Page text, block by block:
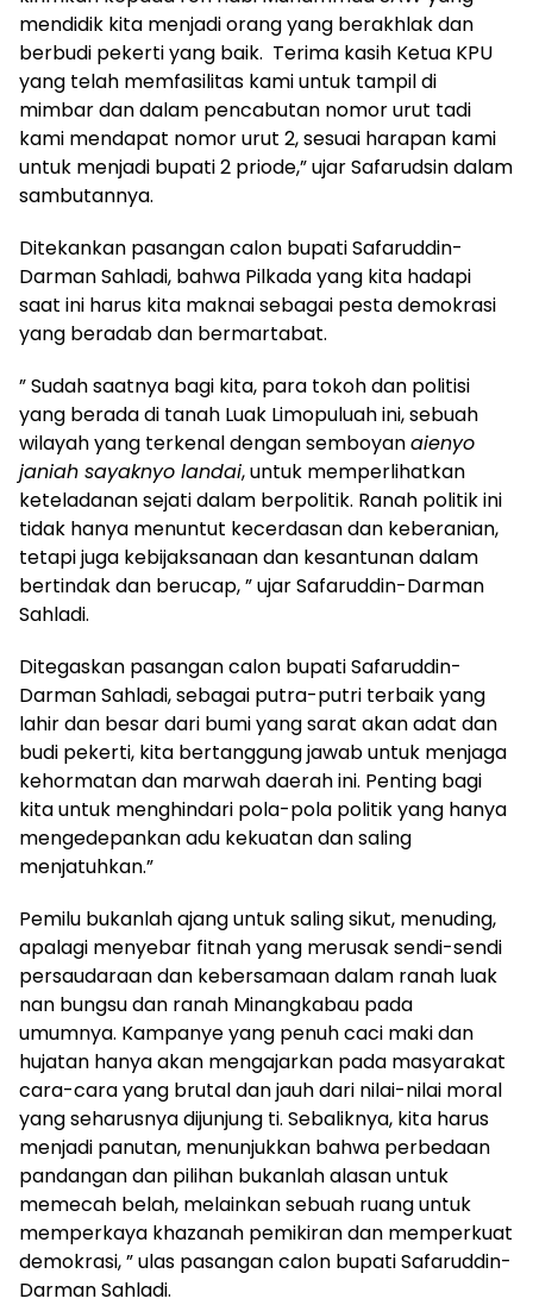
mendidik kita menjadi orang yang berakhlak dan
berbudi pekerti yang baik. Terima kasih Ketua KPU
yang telah memfasilitas kami untuk tampil di
mimbar dan dalam pencabutan nomor urut tadi
kami mendapat nomor urut 2, sesuai harapan kami
untuk menjadi bupati 2 priode,” ujar Safarudsin dalam
sambutannya.
Ditekankan pasangan calon bupati Safaruddin-
Darman Sahladi, bahwa Pilkada yang kita hadapi
saat ini harus kita maknai sebagai pesta demokrasi
yang beradab dan bermartabat.
” Sudah saatnya bagi kita, para tokoh dan politisi
yang berada di tanah Luak Limopuluah ini, sebuah
wilayah yang terkenal dengan semboyanaienyo
janiah sayaknyo landai, untuk memperlihatkan
keteladanan sejati dalam berpolitik. Ranah politik ini
tidak hanya menuntut kecerdasan dan keberanian,
tetapi juga kebijaksanaan dan kesantunan dalam
bertindak dan berucap, ” ujar Safaruddin-Darman
Sahladi.
Ditegaskan pasangan calon bupati Safaruddin-
Darman Sahladi, sebagai putra-putri terbaik yang
lahir dan besar dari bumi yang sarat akan adat dan
budi pekerti, kita bertanggung jawab untuk menjaga
kehormatan dan marwah daerah ini. Penting bagi
kita untuk menghindari pola-pola politik yang hanya
mengedepankan adu kekuatan dan saling
menjatuhkan.”
Pemilu bukanlah ajang untuk saling sikut, menuding,
apalagi menyebar fitnah yang merusak sendi-sendi
persaudaraan dan kebersamaan dalam ranah luak
nan bungsu dan ranah Minangkabau pada
umumnya. Kampanye yang penuh caci maki dan
hujatan hanya akan mengajarkan pada masyarakat
cara-cara yang brutal dan jauh dari nilai-nilai moral
yang seharusnya dijunjung ti. Sebaliknya, kita harus
menjadi panutan, menunjukkan bahwa perbedaan
pandangan dan pilihan bukanlah alasan untuk
memecah belah, melainkan sebuah ruang untuk
memperkaya khazanah pemikiran dan memperkuat
demokrasi, ” ulas pasangan calon bupati Safaruddin-
Darman Sahladi.